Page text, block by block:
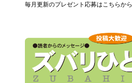
毎月更新のプレゼント応募はこちらから